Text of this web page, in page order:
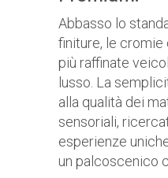
Abbasso lo
finiture, le cromie
più raffinate
lusso. La
alla qualità dei
sensoriali,
esperienze
un palcoscenico